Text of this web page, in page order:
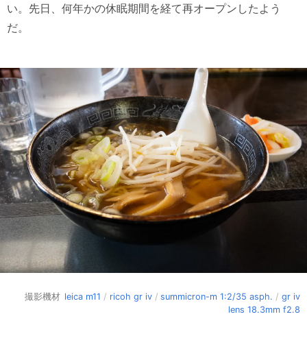
い。先日、何年かの休眠期間を経て再オープンしたよう
だ。
撮影機材 leica m11 / ricoh gr iv / summicron-m 1:2/35 asph. / gr iv
lens 18.3mm f2.8